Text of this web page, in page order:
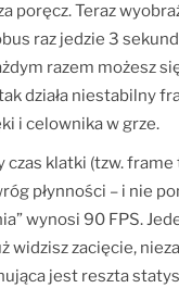
poręcz. Teraz
raz jedzie 3
razem możesz
działa niestabilny
i celownika w grze.
czas klatki (tzw.
płynności – i nie
wynosi 90 FPS.
widzisz zacięcie,
jest reszta